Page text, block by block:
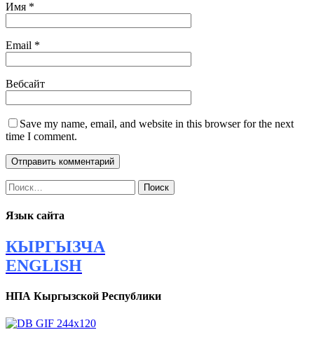
Имя *
Email *
Вебсайт
Save my name, email, and website in this browser for the next
time I comment.
Найти:
Язык сайта
КЫРГЫЗЧА
ENGLISH
НПА Кыргызской Республики